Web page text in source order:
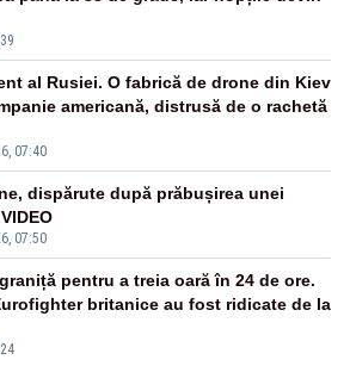
07:40
al Rusiei. O fabrică de drone din Kiev
americană, distrusă de o rachetă
07:50
dispărute după prăbușirea unei
pentru a treia oară în 24 de ore.
britanice au fost ridicate de la